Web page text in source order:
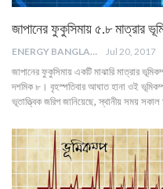
জাপানের ফুকুসিমায় ৫.৮ মাত্রার
ENERGY BANGLA Jul 20, 2017
জাপানের ফুকুসিমায় একটি মাঝারি মাত্রার
দশমিক ৮। বৃহস্পতিবার আঘাত হানা ওই
ভূতাত্ত্বিক জরিপ জানিয়েছে, স্থানীয় সময় সকাল